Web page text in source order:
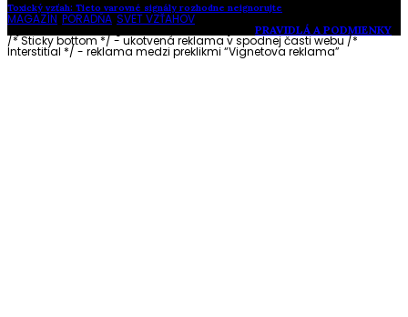
Toxický vzťah: Tieto varovné signály rozhodne neignorujte
MAGAZÍN PORADŇA SVET VZŤAHOV
PRAVIDLÁ A PODMIENKY
/* Sticky bottom */ - ukotvená reklama v spodnej časti webu/*
Interstitial */ - reklama medzi preklikmi “Vignetova reklama”